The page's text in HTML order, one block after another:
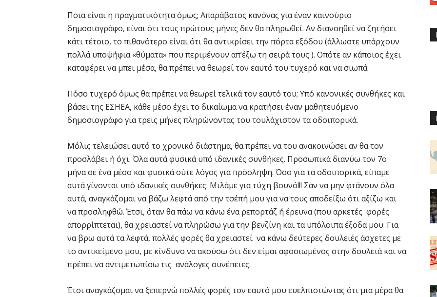
Ποια είναι η πραγματικότητα όμως; Απαράβατος κανόνας για έναν καινούριο
δημοσιογράφο, είναι ότι τους πρώτους μήνες δεν θα πληρωθεί. Αν διανοηθεί να ζητήσει
κάτι τέτοιο, το πιθανότερο είναι ότι θα αντικρίσει την πόρτα εξόδου (άλλωστε υπάρχουν
πολλά υποψήφια «θύματα» που περιμένουν απ’έξω τη σειρά τους ). Οπότε αν κάποιος έχει
καταφέρει να μπει μέσα, θα πρέπει να θεωρεί τον εαυτό του τυχερό και να σιωπά.
Πόσο τυχερό όμως θα πρέπει να θεωρεί τελικά τον εαυτό του; Υπό κανονικές συνθήκες και
βάσει της ΕΣΗΕΑ, κάθε μέσο έχει το δικαίωμα να κρατήσει έναν μαθητευόμενο
δημοσιογράφο για τρεις μήνες πληρώνοντας του τουλάχιστον τα οδοιπορικά.
Μόλις τελειώσει αυτό το χρονικό διάστημα, θα πρέπει να του ανακοινώσει αν θα τον
προσλάβει ή όχι. Όλα αυτά φυσικά υπό ιδανικές συνθήκες. Προσωπικά διανύω τον 7ο
μήνα σε ένα μέσο και φυσικά ούτε λόγος για πρόσληψη. Όσο για τα οδοιπορικά, είπαμε
αυτά γίνονται υπό ιδανικές συνθήκες. Μιλάμε για τύχη βουνό!!! Σαν να μην φτάνουν όλα
αυτά, αναγκάζομαι να βάζω λεφτά από την τσέπή μου για να τους αποδείξω ότι αξίζω και
να προσληφθώ. Έτσι, όταν θα πάω να κάνω ένα ρεπορτάζ ή έρευνα (που αρκετές φορές
απορρίπτεται), θα χρειαστεί να πληρώσω για την βενζίνη και τα υπόλοιπα έξοδα μου. Για
να βρω αυτά τα λεφτά, πολλές φορές θα χρειαστεί να κάνω δεύτερες δουλειές άσχετες με
το αντικείμενο μου, με κίνδυνο να ακούσω ότι δεν είμαι αφοσιωμένος στην δουλειά και να
πρέπει να αντιμετωπίσω τις ανάλογες συνέπειες.
Έτσι αναγκάζομαι να ξεπερνώ πολλές φορές τον εαυτό μου ευελπιστώντας ότι μια μέρα θα